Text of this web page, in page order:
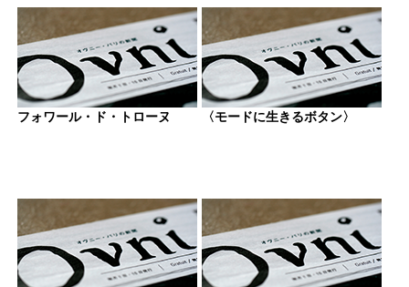
フォワール・ド・トローヌ 〈モードに生きるボタン〉